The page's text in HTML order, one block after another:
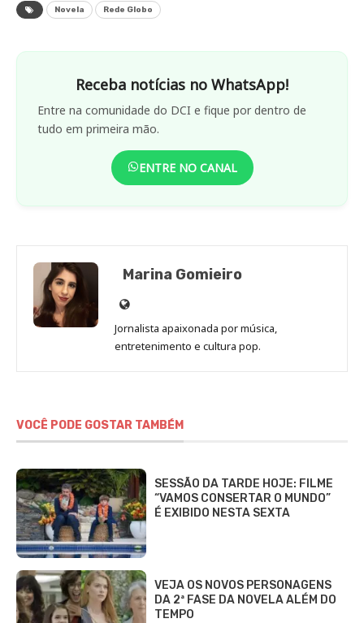
Novela Rede Globo
Receba notícias no WhatsApp!
Entre na comunidade do DCI e fique por dentro de
tudo em primeira mão.
ENTRE NO CANAL
Marina Gomieiro
Site
de
Marina
Jornalista apaixonada por música,
entretenimento e cultura pop.
VOCÊ PODE GOSTAR TAMBÉM
SESSÃO DA TARDE HOJE: FILME
“VAMOS CONSERTAR O MUNDO”
É EXIBIDO NESTA SEXTA
VEJA OS NOVOS PERSONAGENS
DA 2ª FASE DA NOVELA ALÉM DO
TEMPO